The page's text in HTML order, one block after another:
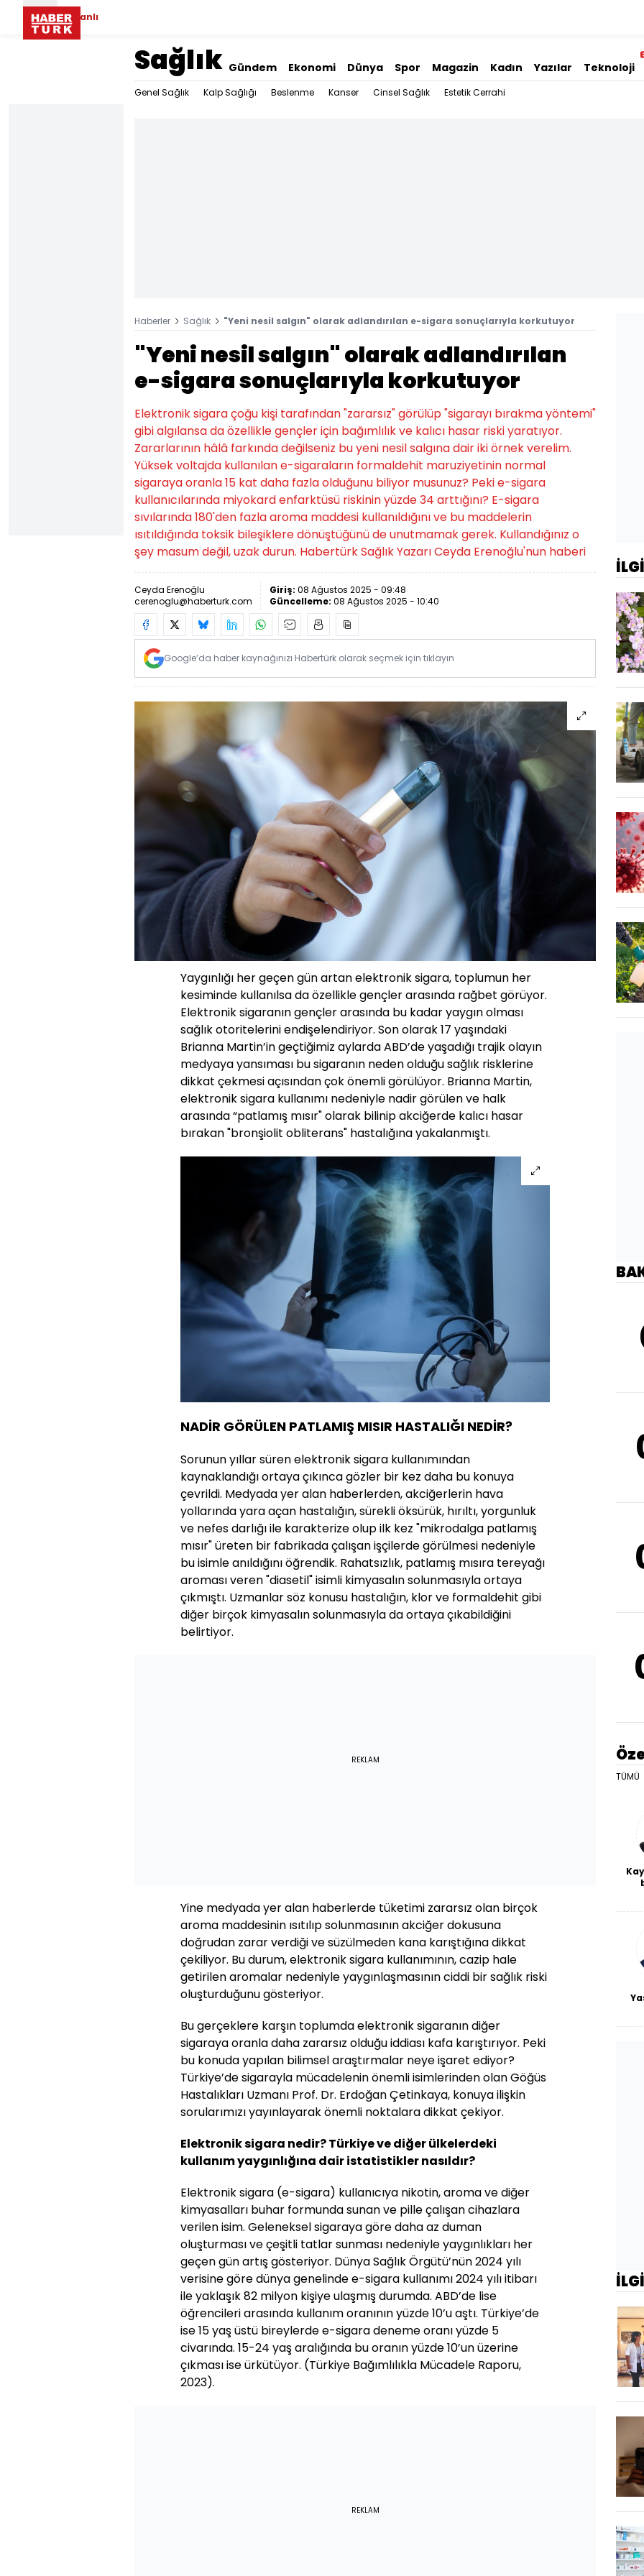
Canlı
Sağlık Gündem Ekonomi Dünya Spor Magazin Kadın Yazılar Teknoloji
Genel Sağlık Kalp Sağlığı Beslenme Kanser Cinsel Sağlık Estetik Cerrahi
Haberler Sağlık "Yeni nesil salgın" olarak adlandırılan e-sigara sonuçlarıyla korkutuyor
"Yeni nesil salgın" olarak adlandırılan
e-sigara sonuçlarıyla korkutuyor
Elektronik sigara çoğu kişi tarafından "zararsız" görülüp "sigarayı bırakma yöntemi"
gibi algılansa da özellikle gençler için bağımlılık ve kalıcı hasar riski yaratıyor.
Zararlarının hâlâ farkında değilseniz bu yeni nesil salgına dair iki örnek verelim.
Yüksek voltajda kullanılan e-sigaraların formaldehit maruziyetinin normal
sigaraya oranla 15 kat daha fazla olduğunu biliyor musunuz? Peki e-sigara
kullanıcılarında miyokard enfarktüsü riskinin yüzde 34 arttığını? E-sigara
sıvılarında 180'den fazla aroma maddesi kullanıldığını ve bu maddelerin
ısıtıldığında toksik bileşiklere dönüştüğünü de unutmamak gerek. Kullandığınız o
şey masum değil, uzak durun. Habertürk Sağlık Yazarı Ceyda Erenoğlu'nun haberi
Ceyda Erenoğlu
cerenoglu@haberturk.com
Giriş: 08 Ağustos 2025 - 09:48
Güncelleme: 08 Ağustos 2025 - 10:40
Google’da haber kaynağınızı Habertürk olarak seçmek için tıklayın
Yaygınlığı her geçen gün artan elektronik sigara, toplumun her
kesiminde kullanılsa da özellikle gençler arasında rağbet görüyor.
Elektronik sigaranın gençler arasında bu kadar yaygın olması
sağlık otoritelerini endişelendiriyor. Son olarak 17 yaşındaki
Brianna Martin’in geçtiğimiz aylarda ABD’de yaşadığı trajik olayın
medyaya yansıması bu sigaranın neden olduğu sağlık risklerine
dikkat çekmesi açısından çok önemli görülüyor. Brianna Martin,
elektronik sigara kullanımı nedeniyle nadir görülen ve halk
arasında “patlamış mısır" olarak bilinip akciğerde kalıcı hasar
bırakan "bronşiolit obliterans" hastalığına yakalanmıştı.
NADİR GÖRÜLEN PATLAMIŞ MISIR HASTALIĞI NEDİR?
Sorunun yıllar süren elektronik sigara kullanımından
kaynaklandığı ortaya çıkınca gözler bir kez daha bu konuya
çevrildi. Medyada yer alan haberlerden, akciğerlerin hava
yollarında yara açan hastalığın, sürekli öksürük, hırıltı, yorgunluk
ve nefes darlığı ile karakterize olup ilk kez "mikrodalga patlamış
mısır" üreten bir fabrikada çalışan işçilerde görülmesi nedeniyle
bu isimle anıldığını öğrendik. Rahatsızlık, patlamış mısıra tereyağı
aroması veren "diasetil" isimli kimyasalın solunmasıyla ortaya
çıkmıştı. Uzmanlar söz konusu hastalığın, klor ve formaldehit gibi
diğer birçok kimyasalın solunmasıyla da ortaya çıkabildiğini
belirtiyor.
REKLAM
Yine medyada yer alan haberlerde tüketimi zararsız olan birçok
aroma maddesinin ısıtılıp solunmasının akciğer dokusuna
doğrudan zarar verdiği ve süzülmeden kana karıştığına dikkat
çekiliyor. Bu durum, elektronik sigara kullanımının, cazip hale
getirilen aromalar nedeniyle yaygınlaşmasının ciddi bir sağlık riski
oluşturduğunu gösteriyor.
Bu gerçeklere karşın toplumda elektronik sigaranın diğer
sigaraya oranla daha zararsız olduğu iddiası kafa karıştırıyor. Peki
bu konuda yapılan bilimsel araştırmalar neye işaret ediyor?
Türkiye’de sigarayla mücadelenin önemli isimlerinden olan Göğüs
Hastalıkları Uzmanı Prof. Dr. Erdoğan Çetinkaya, konuya ilişkin
sorularımızı yayınlayarak önemli noktalara dikkat çekiyor.
⁠Elektronik sigara nedir? Türkiye ve diğer ülkelerdeki
kullanım yaygınlığına dair istatistikler nasıldır?
Elektronik sigara (e-sigara) kullanıcıya nikotin, aroma ve diğer
kimyasalları buhar formunda sunan ve pille çalışan cihazlara
verilen isim. Geleneksel sigaraya göre daha az duman
oluşturması ve çeşitli tatlar sunması nedeniyle yaygınlıkları her
geçen gün artış gösteriyor. Dünya Sağlık Örgütü’nün 2024 yılı
verisine göre dünya genelinde e-sigara kullanımı 2024 yılı itibarı
ile yaklaşık 82 milyon kişiye ulaşmış durumda. ABD’de lise
öğrencileri arasında kullanım oranının yüzde 10’u aştı. Türkiye’de
ise 15 yaş üstü bireylerde e-sigara deneme oranı yüzde 5
civarında. 15-24 yaş aralığında bu oranın yüzde 10’un üzerine
çıkması ise ürkütüyor. (Türkiye Bağımlılıkla Mücadele Raporu,
2023).
REKLAM
TÜMÜ